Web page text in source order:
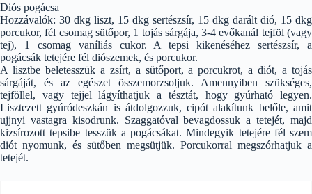
Diós pogácsa
Hozzávalók: 30 dkg liszt, 15 dkg sertészsír, 15 dkg darált dió, 15 dkg
porcukor, fél csomag sütőpor, 1 tojás sárgája, 3-4 evőkanál tejföl (vagy
tej), 1 csomag vaníliás cukor. A tepsi kikenéséhez sertészsír, a
pogácsák tetejére fél diószemek, és porcukor.
A lisztbe beletesszük a zsírt, a sütőport, a porcukrot, a diót, a tojás
sárgáját, és az egészet összemorzsoljuk. Amennyiben szükséges,
tejföllel, vagy tejjel lágyíthatjuk a tésztát, hogy gyúrható legyen.
Lisztezett gyúródeszkán is átdolgozzuk, cipót alakítunk belőle, amit
ujjnyi vastagra kisodrunk. Szaggatóval bevagdossuk a tetejét, majd
kizsírozott tepsibe tesszük a pogácsákat. Mindegyik tetejére fél szem
diót nyomunk, és sütőben megsütjük. Porcukorral megszórhatjuk a
tetejét.